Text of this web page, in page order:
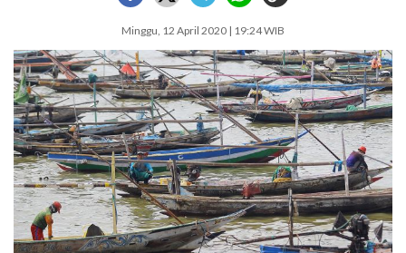
Minggu, 12 April 2020 | 19:24 WIB